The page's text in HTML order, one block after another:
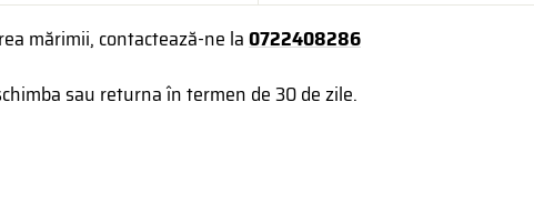
mărimii, contactează-ne la0722408286
sau returna în termen de 30 de zile.